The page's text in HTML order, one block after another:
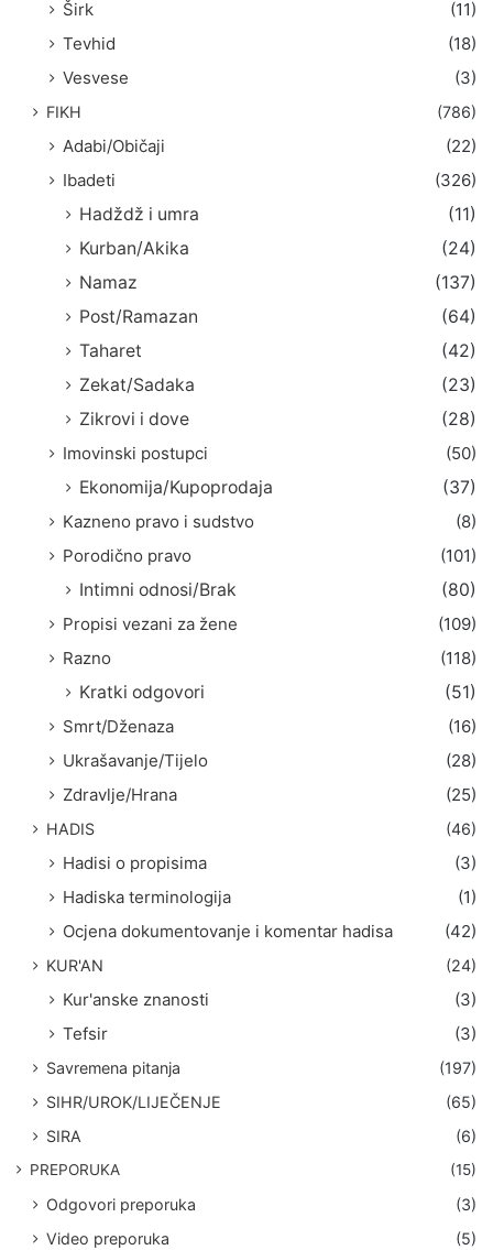
Širk
(11)
Tevhid
(18)
Vesvese
(3)
FIKH (786)
Adabi/Običaji
(22)
Ibadeti
(326)
Hadždž i umra
(11)
Kurban/Akika
(24)
Namaz
(137)
Post/Ramazan
(64)
Taharet
(42)
Zekat/Sadaka
(23)
Zikrovi i dove
(28)
Imovinski postupci
(50)
Ekonomija/Kupoprodaja
(37)
Kazneno pravo i sudstvo
(8)
Porodično pravo
(101)
Intimni odnosi/Brak
(80)
Propisi vezani za žene
(109)
Razno
(118)
Kratki odgovori
(51)
Smrt/Dženaza
(16)
Ukrašavanje/Tijelo
(28)
Zdravlje/Hrana
(25)
HADIS (46)
Hadisi o propisima
(3)
Hadiska terminologija
(1)
Ocjena dokumentovanje i komentar hadisa
(42)
KUR'AN (24)
Kur'anske znanosti
(3)
Tefsir
(3)
Savremena pitanja
(197)
SIHR/UROK/LIJEČENJE
(65)
SIRA
(6)
PREPORUKA (15)
Odgovori preporuka
(3)
Video preporuka
(5)